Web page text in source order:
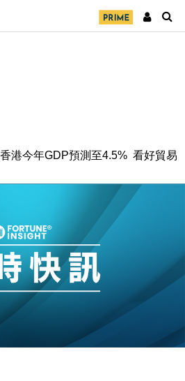
港今年GDP預測至4.5% 看好貿易
法人員要求交「保證金」 43歲女子
萬點後回穩 全周仍升近2%
換帥 玩具「反」斗城亞洲CEO蔡德
動收跌 連挫7周創逾3年最長跌勢
元計價出口增近24%勝預期 貿易順